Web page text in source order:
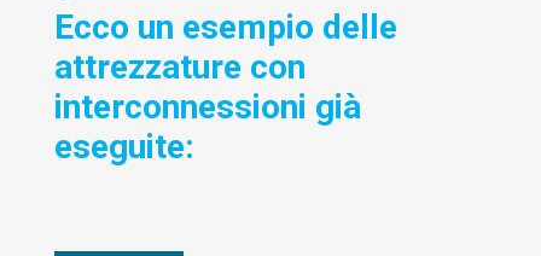
Ecco un esempio delle
attrezzature con
interconnessioni già
eseguite: